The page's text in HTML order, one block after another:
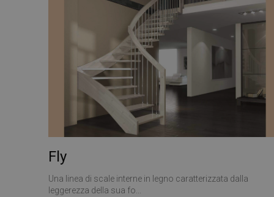
Fly
Una linea di scale interne in legno caratterizzata dalla
leggerezza della sua fo...
CookieScriptConsent
_ga_Z55GDM9951
__Secure-
__Secure-YNID